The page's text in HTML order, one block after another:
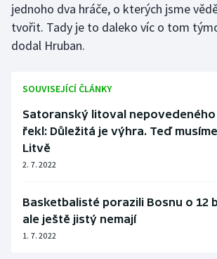
jednoho dva hráče, o kterých jsme
tvořit. Tady je to daleko víc o tom
dodal Hruban.
SOUVISEJÍCÍ ČLÁNKY
Satoranský litoval
řekl: Důležitá je výhra. Teď
Litvě
2. 7. 2022
Basketbalisté porazili Bosnu o 12
ale ještě jistý nemají
1. 7. 2022